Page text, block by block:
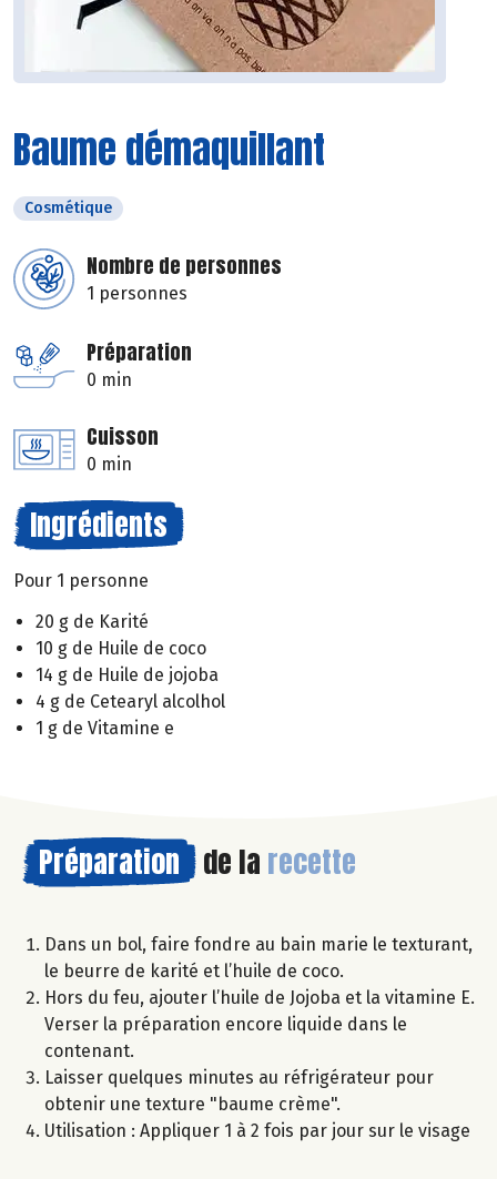
Baume démaquillant
Cosmétique
Nombre de personnes
1 personnes
Préparation
0 min
Cuisson
0 min
Ingrédients
Pour 1 personne
20 g de Karité
10 g de Huile de coco
14 g de Huile de jojoba
4 g de Cetearyl alcolhol
1 g de Vitamine e
Préparation de la recette
Dans un bol, faire fondre au bain marie le texturant,
le beurre de karité et l’huile de coco.
Hors du feu, ajouter l’huile de Jojoba et la vitamine E.
Verser la préparation encore liquide dans le
contenant.
Laisser quelques minutes au réfrigérateur pour
obtenir une texture "baume crème".
Utilisation : Appliquer 1 à 2 fois par jour sur le visage